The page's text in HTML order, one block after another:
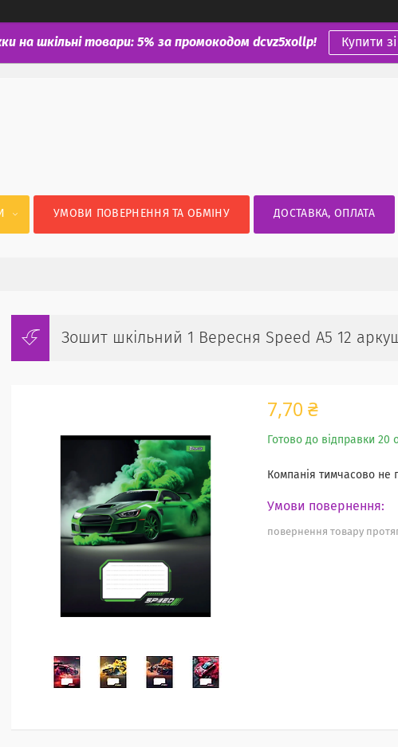
на шкільні товари: 5% за промокодом dcvz5xollp! Купити
УМОВИ ПОВЕРНЕННЯ ТА ОБМІНУ ДОСТАВКА, ОПЛАТА
Зошит шкільний 1 Вересня Speed А5 12
7,70 ₴
Готово до відправки 20
Компанія тимчасово не
повернення товару